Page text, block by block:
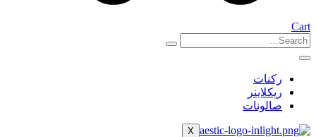
Cart
ركنات
ريكلاينر
صالونات
X